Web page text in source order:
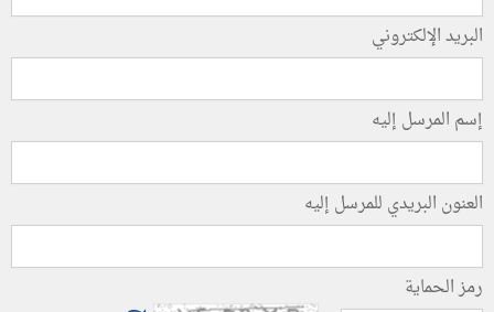
البريد الإلكتروني
إسم المرسل إليه
العنون البريدي للمرسل إليه
رمز الحماية